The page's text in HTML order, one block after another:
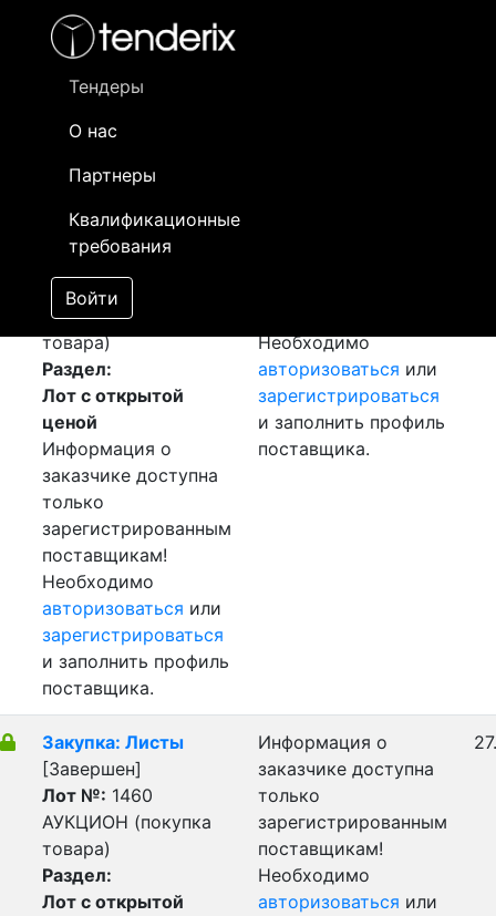
Тендеры
О нас
Партнеры
Квалификационные
требования
Войти
- активный лот
- сохраненный лот (не опубликован)
Закупка: Балка
двутавровая
[Завершен]
Лот №:1461
АУКЦИОН (покупка
товара)
Раздел:
Лот с открытой
ценой
Информация о
заказчике доступна
только
зарегистрированным
поставщикам!
Необходимо
авторизоваться или
зарегистрироваться
и заполнить профиль
поставщика.
Необходимо
авторизоваться или
зарегистрироваться
и заполнить профиль
поставщика.
Закупка: Листы
[Завершен]
Лот №: 1460
АУКЦИОН (покупка
товара)
Раздел:
Лот с открытой
Информация о
заказчике доступна
только
зарегистрированным
поставщикам!
Необходимо
авторизоваться или